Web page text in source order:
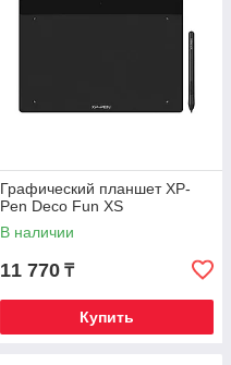
Графический планшет XP-
Pen Deco Fun XS
В наличии
11 770 ₸
Купить